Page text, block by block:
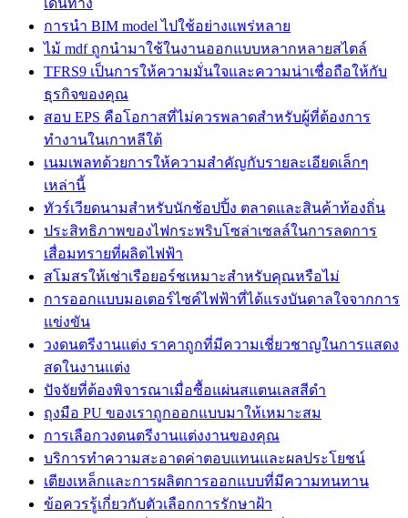
เดินทาง
การนำ BIM model ไปใช้อย่างแพร่หลาย
ไม้ mdf ถูกนำมาใช้ในงานออกแบบหลากหลายสไตล์
TFRS9 เป็นการให้ความมั่นใจและความน่าเชื่อถือให้กับ
ธุรกิจของคุณ
สอบ EPS คือโอกาสที่ไม่ควรพลาดสำหรับผู้ที่ต้องการ
ทำงานในเกาหลีใต้
เนมเพลทด้วยการให้ความสำคัญกับรายละเอียดเล็กๆ
เหล่านี้
ทัวร์เวียดนามสำหรับนักช้อปปิ้ง ตลาดและสินค้าท้องถิ่น
ประสิทธิภาพของไฟกระพริบโซล่าเซลล์ในการลดการ
เสื่อมทรายที่ผลิตไฟฟ้า
สโมสรให้เช่าเรือยอร์ชเหมาะสำหรับคุณหรือไม่
การออกแบบมอเตอร์ไซค์ไฟฟ้าที่ได้แรงบันดาลใจจากการ
แข่งขัน
วงดนตรีงานแต่ง ราคาถูกที่มีความเชี่ยวชาญในการแสดง
สดในงานแต่ง
ปัจจัยที่ต้องพิจารณาเมื่อซื้อแผ่นสแตนเลสสีดำ
ถุงมือ PU ของเราถูกออกแบบมาให้เหมาะสม
การเลือกวงดนตรีงานแต่งงานของคุณ
บริการทำความสะอาดค่าตอบแทนและผลประโยชน์
เตียงเหล็กและการผลิตการออกแบบที่มีความทนทาน
ข้อควรรู้เกี่ยวกับตัวเลือกการรักษาฝ้า